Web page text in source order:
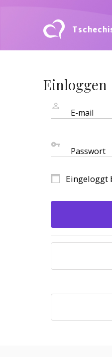
Einloggen
E-mail
Passwort
Eingeloggt